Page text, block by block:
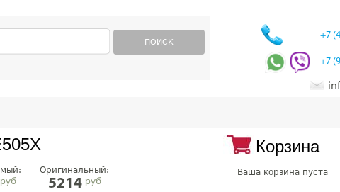
ПОИСК
+7
+7
руб
Оригинальный:
5214 руб
Корзина
Ваша корзина пуста